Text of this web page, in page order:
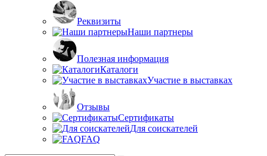
Реквизиты
Наши партнеры
Полезная информация
Каталоги
Участие в выставках
Отзывы
Сертификаты
Для соискателей
FAQ